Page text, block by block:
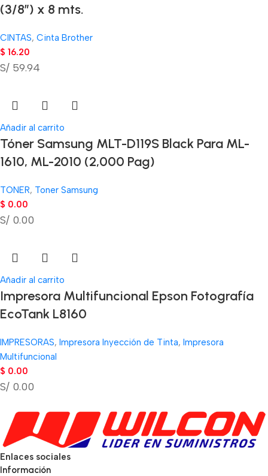
(3/8″) x 8 mts.
CINTAS, Cinta Brother
$ 16.20
S/ 59.94
Añadir al carrito
Tóner Samsung MLT-D119S Black Para ML-
1610, ML-2010 (2,000 Pag)
TONER, Toner Samsung
$ 0.00
S/ 0.00
Añadir al carrito
Impresora Multifuncional Epson Fotografía
EcoTank L8160
IMPRESORAS, Impresora Inyección de Tinta, Impresora
Multifuncional
$ 0.00
S/ 0.00
Enlaces sociales
Información